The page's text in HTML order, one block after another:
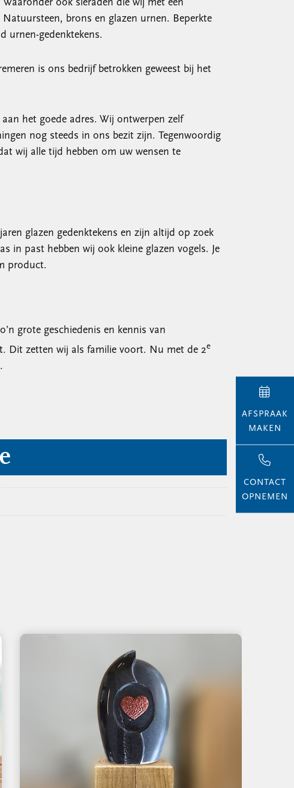
ook sieraden die wij met een
brons en glazen urnen. Beperkte
urnen-gedenktekens.
is ons bedrijf betrokken geweest bij het
het goede adres. Wij ontwerpen zelf
nog steeds in ons bezit zijn. Tegenwoordig
wij alle tijd hebben om uw wensen te
glazen gedenktekens en zijn altijd op zoek
in past hebben wij ook kleine glazen vogels. Je
product.
grote geschiedenis en kennis van
Dit zetten wij als familie voort. Nu met de 2e
AFSPRAAK
MAKEN
CONTACT
OPNEMEN